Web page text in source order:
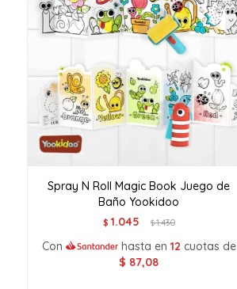
Spray N Roll Magic Book Juego de
Baño Yookidoo
$ 1.045 $1.430
Con hasta en 12 cuotas de
$ 87,08